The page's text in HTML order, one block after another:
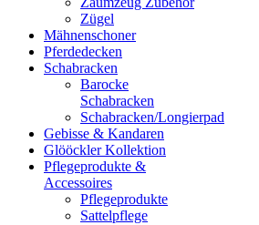
Zügel
Mähnenschoner
Pferdedecken
Schabracken
Barocke
Schabracken
Schabracken/Longierpad
Gebisse & Kandaren
Glööckler Kollektion
Pflegeprodukte &
Accessoires
Pflegeprodukte
Sattelpflege